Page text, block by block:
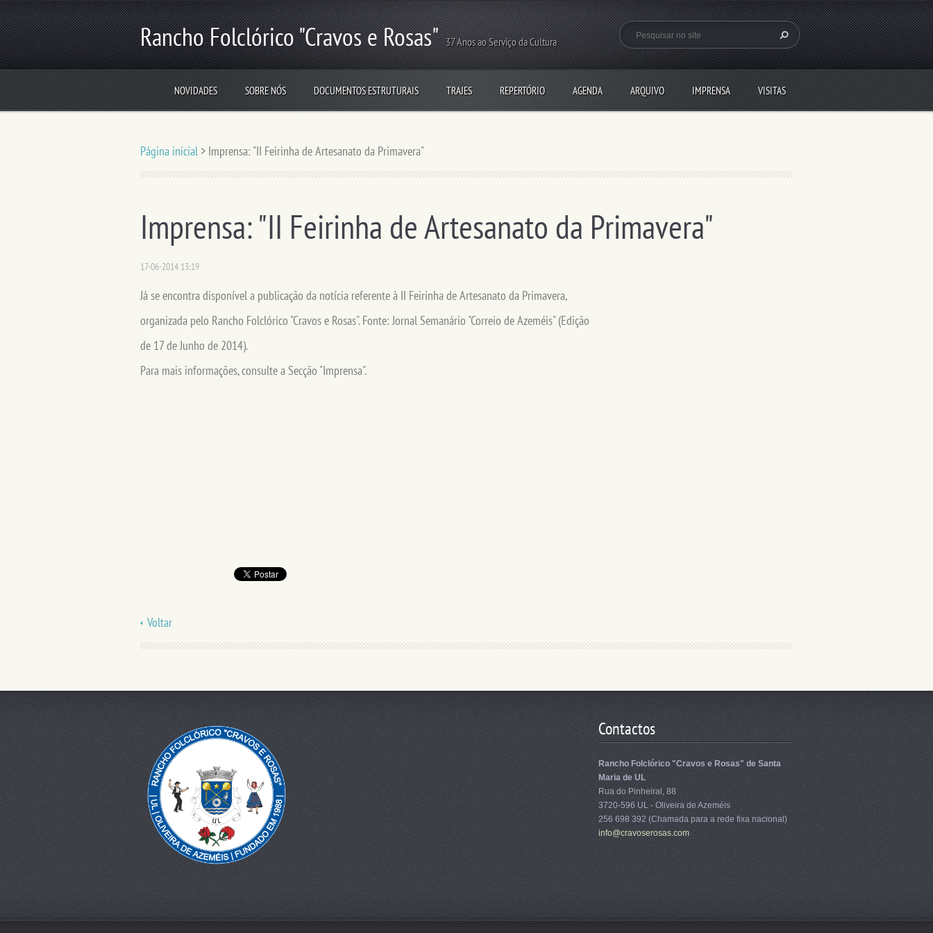
Rancho Folclórico "Cravos e Rosas" 37 Anos ao Serviço da Cultura
NOVIDADES SOBRE NÓS DOCUMENTOS ESTRUTURAIS TRAJES REPERTÓRIO AGENDA ARQUIVO IMPRENSA VISITAS
Página inicial > Imprensa: "II Feirinha de Artesanato da Primavera"
Imprensa: "II Feirinha de Artesanato da Primavera"
17-06-2014 13:19
Já se encontra disponível a publicação da notícia referente à II Feirinha de Artesanato da Primavera,
organizada pelo Rancho Folclórico "Cravos e Rosas". Fonte: Jornal Semanário "Correio de Azeméis" (Edição
de 17 de Junho de 2014).
Para mais informações, consulte a Secção "Imprensa".
Voltar
Contactos
Rancho Folclórico "Cravos e Rosas" de Santa
Maria de UL
Rua do Pinheiral, 88
3720-596 UL - Oliveira de Azeméis
256 698 392 (Chamada para a rede fixa nacional)
info@cravoserosas.com